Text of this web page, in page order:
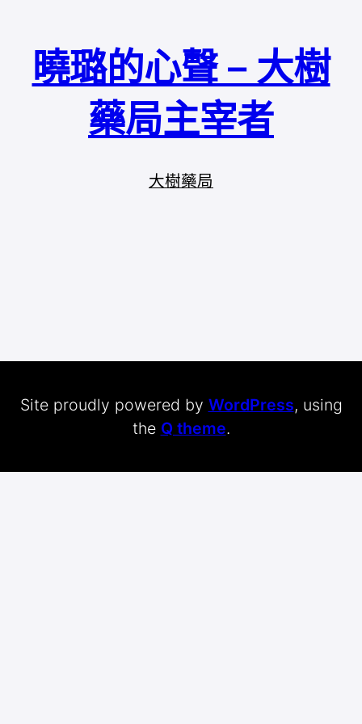
曉璐的心聲 – 大樹
藥局主宰者
大樹藥局
Site proudly powered by WordPress, using
the Q theme.